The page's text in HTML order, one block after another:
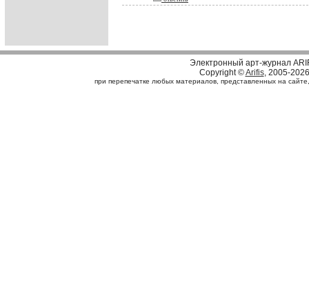
Электронный арт-журнал
Copyright ©Arifis, 2005-2026
при перепечатке любых материалов, представленных на